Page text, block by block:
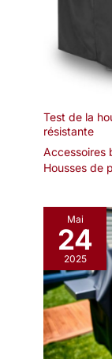
Test de la
résistante
Accessoires
Housses de
Mai
24
2025